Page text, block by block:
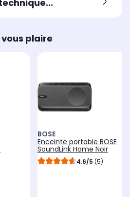
plaire
BOSE
Enceinte portable BOSE
SoundLink Home Noir
4.6/5 (5)